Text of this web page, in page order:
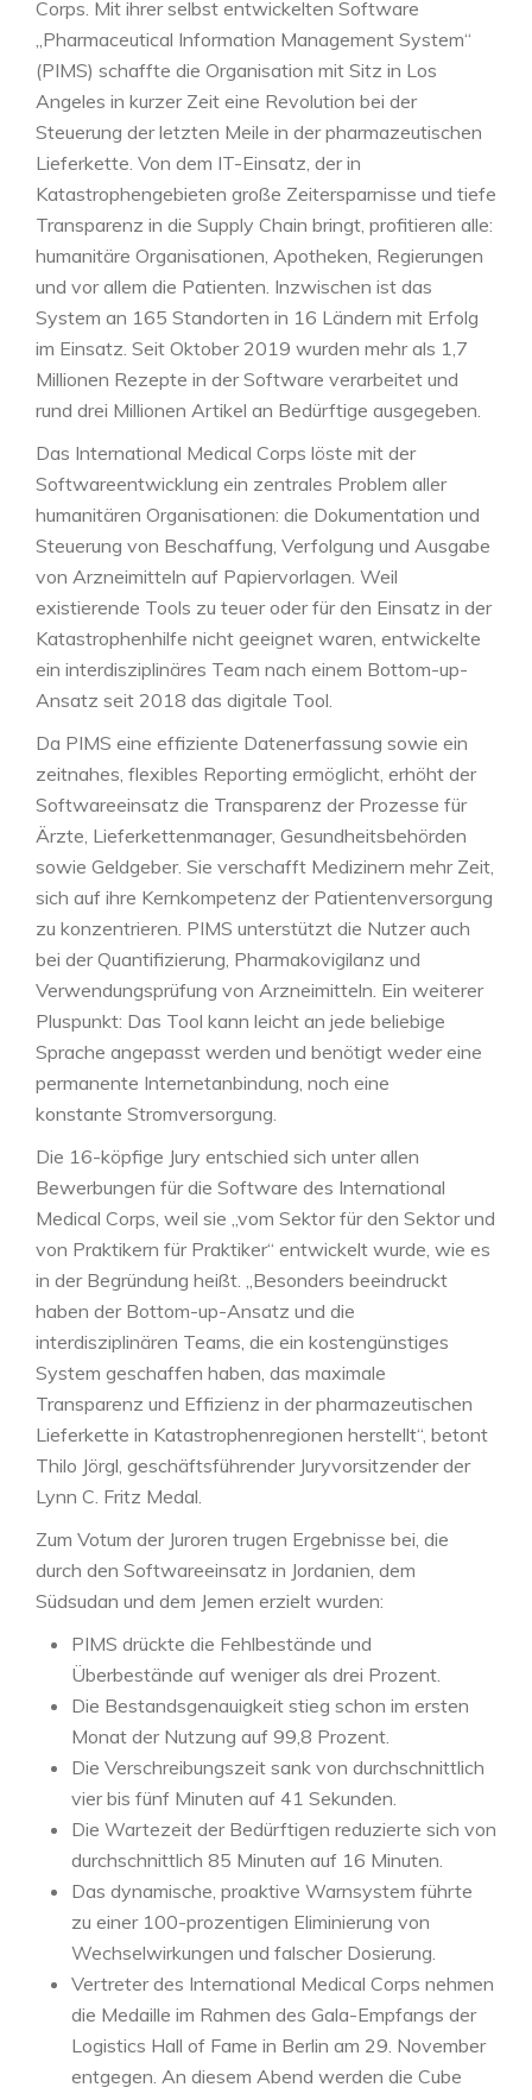
Corps. Mit ihrer selbst entwickelten Software
„Pharmaceutical Information Management System“
(PIMS) schaffte die Organisation mit Sitz in Los
Angeles in kurzer Zeit eine Revolution bei der
Steuerung der letzten Meile in der pharmazeutischen
Lieferkette. Von dem IT-Einsatz, der in
Katastrophengebieten große Zeitersparnisse und tiefe
Transparenz in die Supply Chain bringt, profitieren alle:
humanitäre Organisationen, Apotheken, Regierungen
und vor allem die Patienten. Inzwischen ist das
System an 165 Standorten in 16 Ländern mit Erfolg
im Einsatz. Seit Oktober 2019 wurden mehr als 1,7
Millionen Rezepte in der Software verarbeitet und
rund drei Millionen Artikel an Bedürftige ausgegeben.
Das International Medical Corps löste mit der
Softwareentwicklung ein zentrales Problem aller
humanitären Organisationen: die Dokumentation und
Steuerung von Beschaffung, Verfolgung und Ausgabe
von Arzneimitteln auf Papiervorlagen. Weil
existierende Tools zu teuer oder für den Einsatz in der
Katastrophenhilfe nicht geeignet waren, entwickelte
ein interdisziplinäres Team nach einem Bottom-up-
Ansatz seit 2018 das digitale Tool.
Da PIMS eine effiziente Datenerfassung sowie ein
zeitnahes, flexibles Reporting ermöglicht, erhöht der
Softwareeinsatz die Transparenz der Prozesse für
Ärzte, Lieferkettenmanager, Gesundheitsbehörden
sowie Geldgeber. Sie verschafft Medizinern mehr Zeit,
sich auf ihre Kernkompetenz der Patientenversorgung
zu konzentrieren. PIMS unterstützt die Nutzer auch
bei der Quantifizierung, Pharmakovigilanz und
Verwendungsprüfung von Arzneimitteln. Ein weiterer
Pluspunkt: Das Tool kann leicht an jede beliebige
Sprache angepasst werden und benötigt weder eine
permanente Internetanbindung, noch eine
konstante Stromversorgung.
Die 16-köpfige Jury entschied sich unter allen
Bewerbungen für die Software des International
Medical Corps, weil sie „vom Sektor für den Sektor und
von Praktikern für Praktiker“ entwickelt wurde, wie es
in der Begründung heißt. „Besonders beeindruckt
haben der Bottom-up-Ansatz und die
interdisziplinären Teams, die ein kostengünstiges
System geschaffen haben, das maximale
Transparenz und Effizienz in der pharmazeutischen
Lieferkette in Katastrophenregionen herstellt“, betont
Thilo Jörgl, geschäftsführender Juryvorsitzender der
Lynn C. Fritz Medal.
Zum Votum der Juroren trugen Ergebnisse bei, die
durch den Softwareeinsatz in Jordanien, dem
Südsudan und dem Jemen erzielt wurden:
PIMS drückte die Fehlbestände und
Überbestände auf weniger als drei Prozent.
Die Bestandsgenauigkeit stieg schon im ersten
Monat der Nutzung auf 99,8 Prozent.
Die Verschreibungszeit sank von durchschnittlich
vier bis fünf Minuten auf 41 Sekunden.
Die Wartezeit der Bedürftigen reduzierte sich von
durchschnittlich 85 Minuten auf 16 Minuten.
Das dynamische, proaktive Warnsystem führte
zu einer 100-prozentigen Eliminierung von
Wechselwirkungen und falscher Dosierung.
Vertreter des International Medical Corps nehmen
die Medaille im Rahmen des Gala-Empfangs der
Logistics Hall of Fame in Berlin am 29. November
entgegen. An diesem Abend werden die Cube